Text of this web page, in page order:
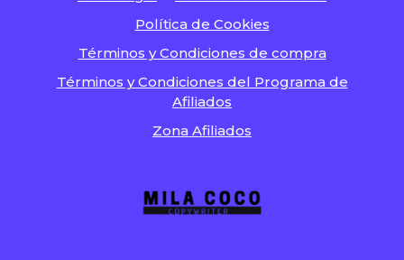
Política de Cookies
Términos y Condiciones de compra
Términos y Condiciones del Programa de
Afiliados
Zona Afiliados